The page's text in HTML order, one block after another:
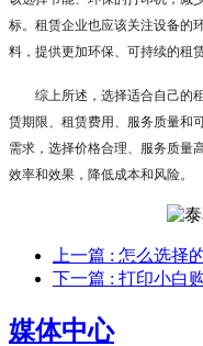
标。租赁企业也应该关注设备的
料，提供更加环保、可持续的租赁
综上所述，选择适合自己的
赁期限、租赁费用、服务质量和
需求，选择价格合理、服务质量
效率和效果，降低成本和风险。
上一篇 : 怎么选择
下一篇 : 打印小白
媒体中心